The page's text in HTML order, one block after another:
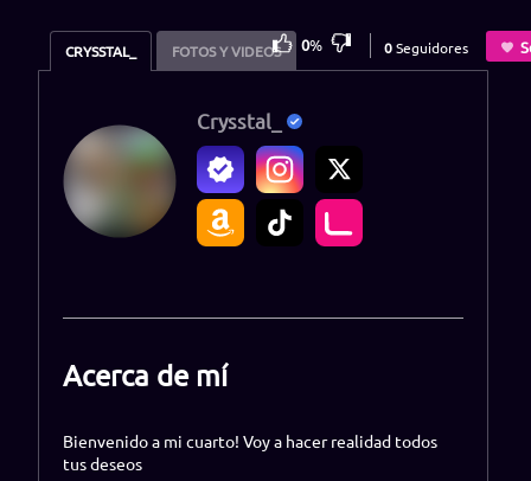
CRYSSTAL_ FOTOS Y VIDEOS 0% 0Seguidores
Crysstal_
Acerca de mí
Bienvenido a mi cuarto! Voy a hacer realidad todos
tus deseos